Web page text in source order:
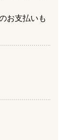
お支払いも